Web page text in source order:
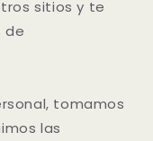
sitios y te
de
tomamos
las